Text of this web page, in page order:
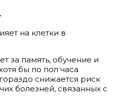
на клетки в
за память, обучение и
бы по пол часа
снижается риск
болезней, связанных с